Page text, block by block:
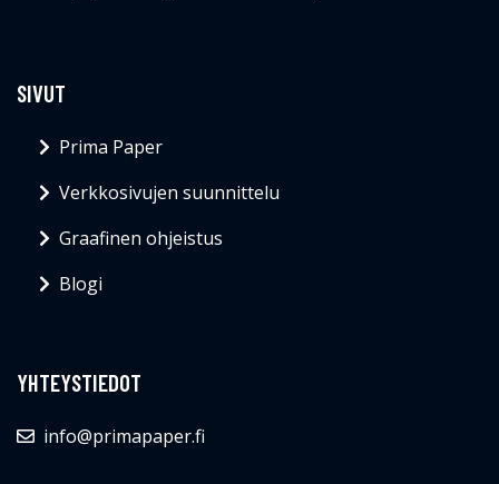
SIVUT
Prima Paper
Verkkosivujen suunnittelu
Graafinen ohjeistus
Blogi
YHTEYSTIEDOT
info@primapaper.fi